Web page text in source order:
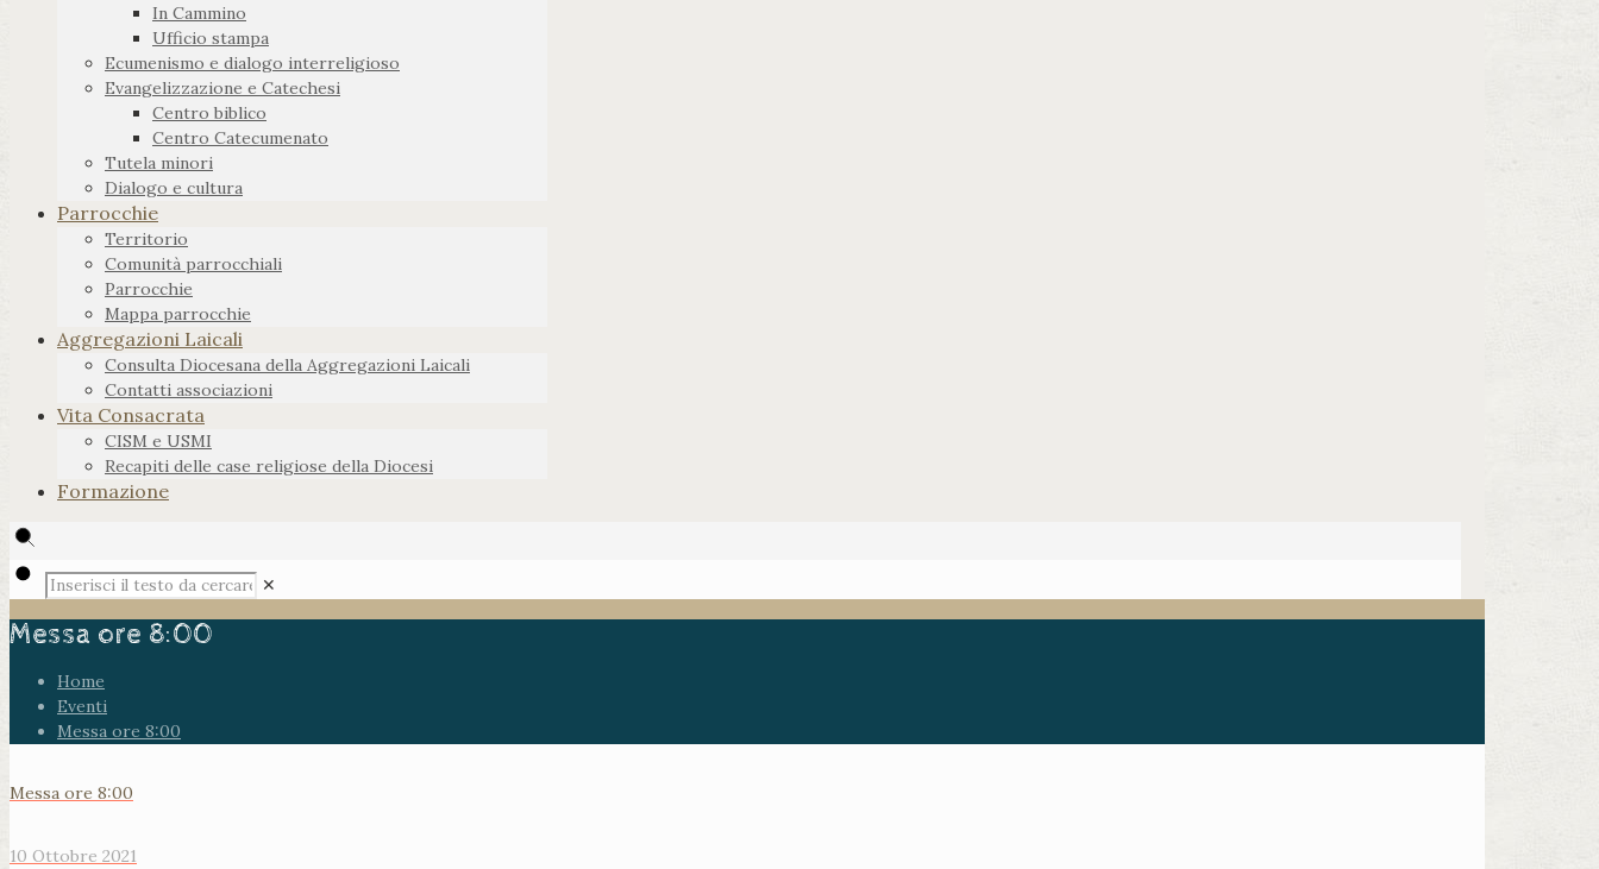
In Cammino
Ufficio stampa
Ecumenismo e dialogo interreligioso
Evangelizzazione e Catechesi
Centro biblico
Centro Catecumenato
Tutela minori
Dialogo e cultura
Parrocchie
Territorio
Comunità parrocchiali
Parrocchie
Mappa parrocchie
Aggregazioni Laicali
Consulta Diocesana della Aggregazioni Laicali
Contatti associazioni
Vita Consacrata
CISM e USMI
Recapiti delle case religiose della Diocesi
Formazione
✕
Messa ore 8:00
Home
Eventi
Messa ore 8:00
Messa ore 8:00
10 Ottobre 2021